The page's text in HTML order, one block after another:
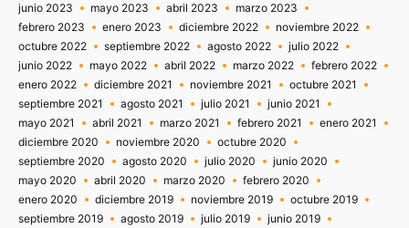
junio 2023
mayo 2023 abril 2023
marzo 2023
febrero 2023
enero 2023 diciembre 2022
noviembre 2022
octubre 2022
septiembre 2022 agosto 2022
julio 2022
junio 2022
mayo 2022 abril 2022 marzo 2022
febrero 2022
enero 2022
diciembre 2021 noviembre 2021
octubre 2021
septiembre 2021
agosto 2021 julio 2021
junio 2021
mayo 2021
abril 2021 marzo 2021 febrero 2021
enero 2021
diciembre 2020
noviembre 2020
octubre 2020
septiembre 2020
agosto 2020 julio 2020
junio 2020
mayo 2020
abril 2020 marzo 2020
febrero 2020
enero 2020
diciembre 2019 noviembre 2019
octubre 2019
septiembre 2019
agosto 2019 julio 2019
junio 2019